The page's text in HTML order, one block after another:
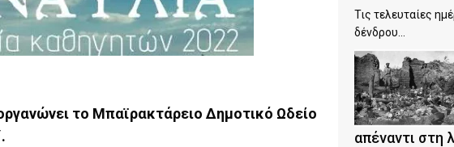
το Μπαϊρακτάρειο Δημοτικό Ωδείο
Τις τελευταίες
δένδρου...
απέναντι στη